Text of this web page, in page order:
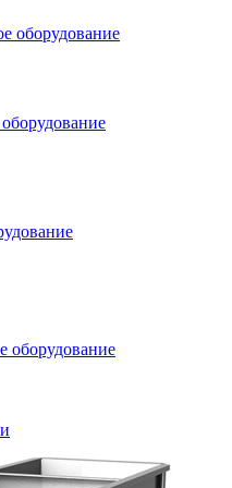
оборудование
оборудование